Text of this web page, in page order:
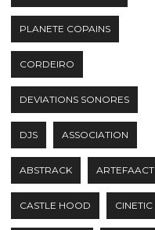
PLANETE COPAINS
CORDEIRO
DEVIATIONS SONORES
DJS ASSOCIATION
ABSTRACK ARTEFAACT
CASTLE HOOD CINETIC